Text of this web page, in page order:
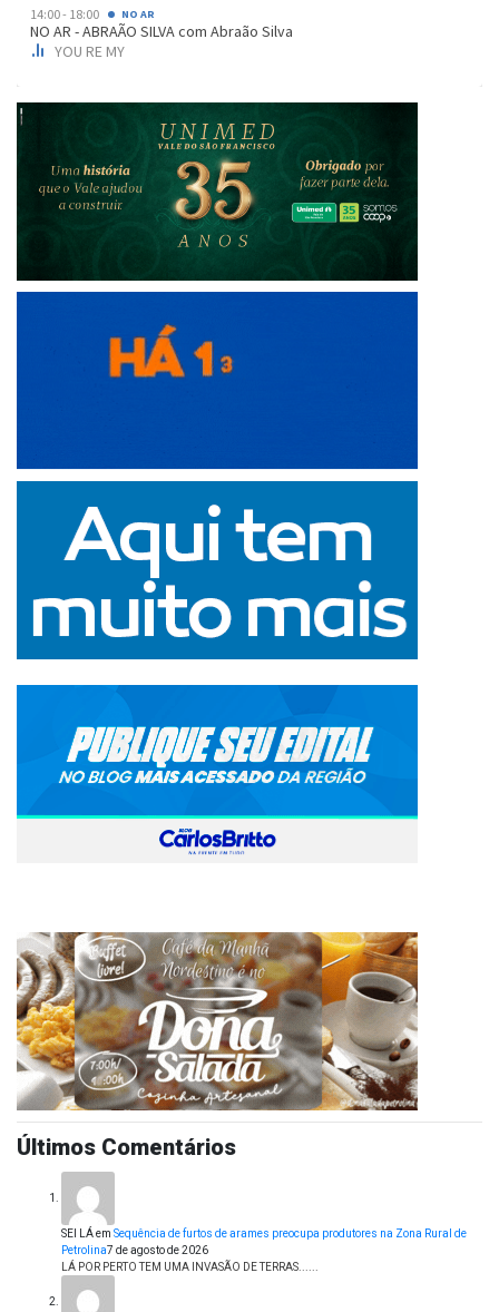
Últimos Comentários
SEI LÁem Sequência de furtos de arames preocupa produtores na Zona Rural de
Petrolina7 de agosto de 2026
LÁ POR PERTO TEM UMA INVASÃO DE TERRAS......